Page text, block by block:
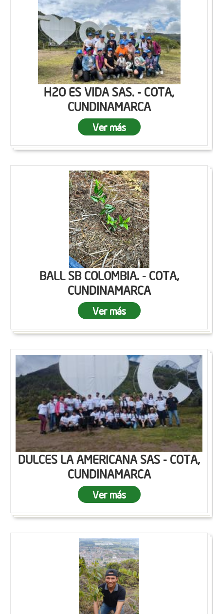
H2O ES VIDA SAS. - COTA,
CUNDINAMARCA
Ver más
BALL SB COLOMBIA. - COTA,
CUNDINAMARCA
Ver más
DULCES LA AMERICANA SAS - COTA,
CUNDINAMARCA
Ver más